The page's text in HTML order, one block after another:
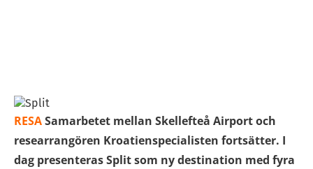
RESASamarbetet mellan Skellefteå Airport och
researrangören Kroatienspecialisten fortsätter. I
dag presenteras Split som ny destination med fyra